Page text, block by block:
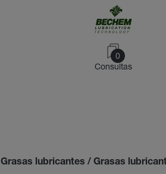
0
Consultas
Grasas lubricantes / Grasas